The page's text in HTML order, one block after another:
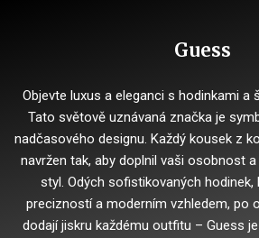
Guess
Objevte luxus a eleganci s hodinkami a
Tato světově uznávaná značka je
nadčasového designu. Každý kousek z
navržen tak, aby doplnil vaši osobnost
styl. Odých sofistikovaných hodinek,
precizností a moderním vzhledem, po
dodají jiskru každému outfitu – Guess